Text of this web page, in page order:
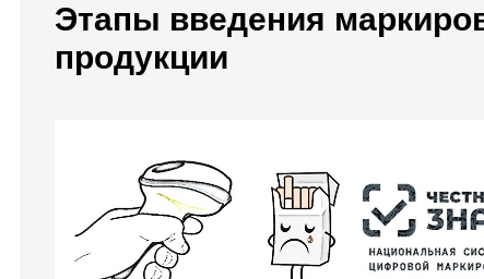
Этапы введения
продукции